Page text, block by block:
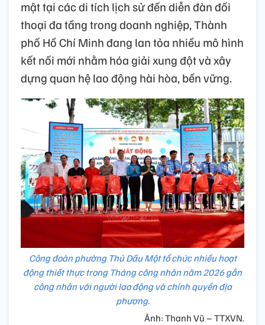
mật tại các di tích lịch sử đến diễn đàn đối
thoại đa tầng trong doanh nghiệp, Thành
phố Hồ Chí Minh đang lan tỏa nhiều mô hình
kết nối mới nhằm hóa giải xung đột và xây
dựng quan hệ lao động hài hòa, bền vững.
Công đoàn phường Thủ Dầu Một tổ chức nhiều hoạt
động thiết thực trong Tháng công nhân năm 2026 gắn
công nhân với người lao động và chính quyền địa
phương.
Ảnh: Thanh Vũ – TTXVN.